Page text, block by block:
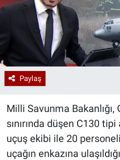
Paylaş
Milli Savunma
sınırında düşen C130
uçuş ekibi ile 20
uçağın enkazına
Sağlık
Teknoloji
Ramazan